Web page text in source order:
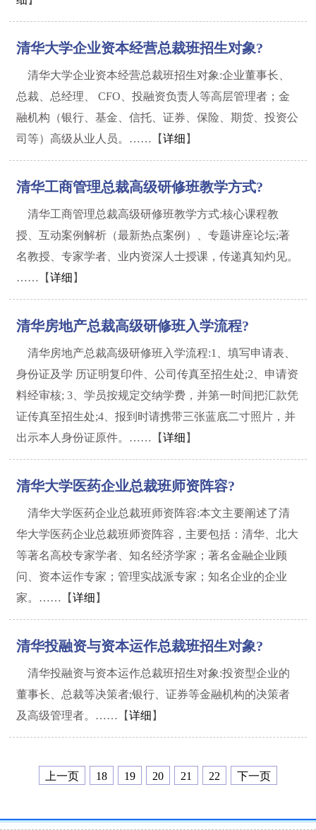
清华大学企业资本经营总裁班招生对象?
清华大学企业资本经营总裁班招生对象:企业董事长、
总裁、总经理、 CFO、投融资负责人等高层管理者；金
融机构（银行、基金、信托、证券、保险、期货、投资公
司等）高级从业人员。……【详细 】
清华工商管理总裁高级研修班教学方式?
清华工商管理总裁高级研修班教学方式:核心课程教
授、互动案例解析（最新热点案例）、专题讲座论坛;著
名教授、专家学者、业内资深人士授课，传递真知灼见。
……【详细 】
清华房地产总裁高级研修班入学流程?
清华房地产总裁高级研修班入学流程:1、填写申请表、
身份证及学 历证明复印件、公司传真至招生处;2、申请资
料经审核; 3、学员按规定交纳学费，并第一时间把汇款凭
证传真至招生处;4、报到时请携带三张蓝底二寸照片，并
出示本人身份证原件。……【详细 】
清华大学医药企业总裁班师资阵容?
清华大学医药企业总裁班师资阵容:本文主要阐述了清
华大学医药企业总裁班师资阵容，主要包括：清华、北大
等著名高校专家学者、知名经济学家；著名金融企业顾
问、资本运作专家；管理实战派专家；知名企业的企业
家。……【详细 】
清华投融资与资本运作总裁班招生对象?
清华投融资与资本运作总裁班招生对象:投资型企业的
董事长、总裁等决策者;银行、证券等金融机构的决策者
及高级管理者。……【详细 】
上一页 18 19 20 21 22 下一页